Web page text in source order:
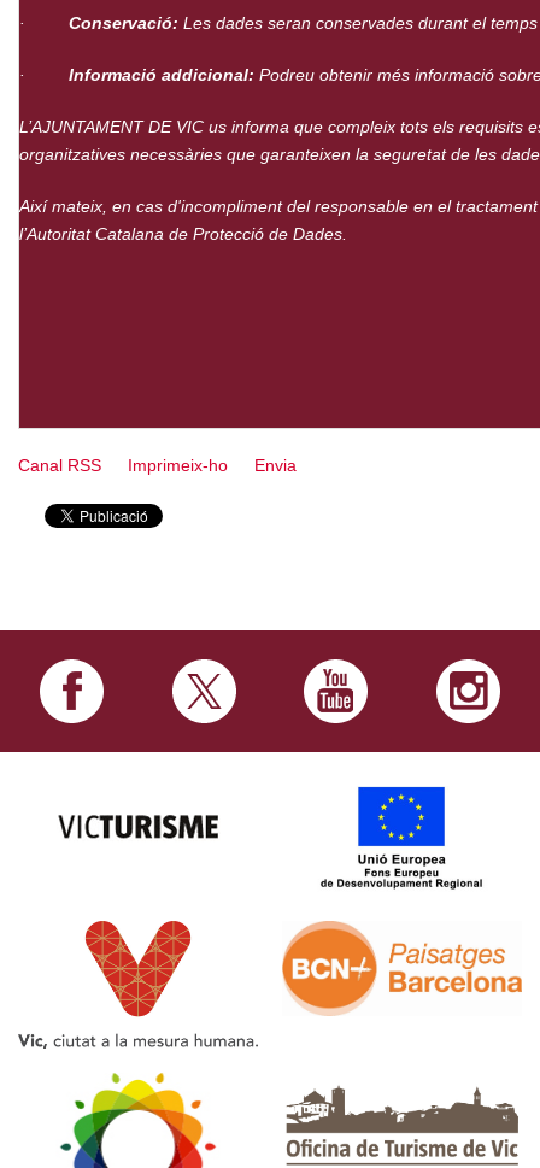
· Conservació: Les dades seran conservades durant el
· Informació addicional: Podreu obtenir més informació
L’AJUNTAMENT DE VIC us informa que compleix tots els
organitzatives necessàries que garanteixen la seguretat de les
Així mateix, en cas d'incompliment del responsable en el
l’Autoritat Catalana de Protecció de Dades.
Canal RSS Imprimeix-ho Envia